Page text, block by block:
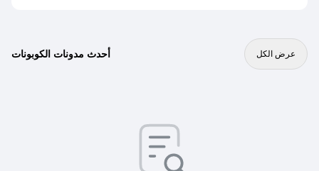
أحدث مدونات الكوبونات عرض الكل